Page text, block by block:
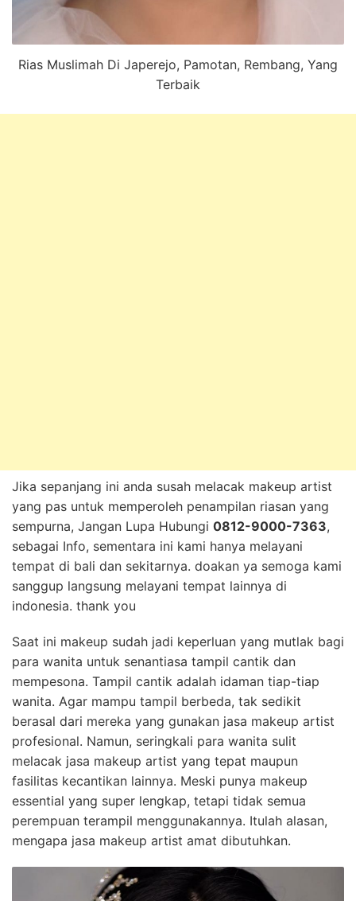
Rias Muslimah Di Japerejo, Pamotan, Rembang, Yang
Terbaik
Jika sepanjang ini anda susah melacak makeup artist
yang pas untuk memperoleh penampilan riasan yang
sempurna, Jangan Lupa Hubungi 0812-9000-7363,
sebagai Info, sementara ini kami hanya melayani
tempat di bali dan sekitarnya. doakan ya semoga kami
sanggup langsung melayani tempat lainnya di
indonesia. thank you
Saat ini makeup sudah jadi keperluan yang mutlak bagi
para wanita untuk senantiasa tampil cantik dan
mempesona. Tampil cantik adalah idaman tiap-tiap
wanita. Agar mampu tampil berbeda, tak sedikit
berasal dari mereka yang gunakan jasa makeup artist
profesional. Namun, seringkali para wanita sulit
melacak jasa makeup artist yang tepat maupun
fasilitas kecantikan lainnya. Meski punya makeup
essential yang super lengkap, tetapi tidak semua
perempuan terampil menggunakannya. Itulah alasan,
mengapa jasa makeup artist amat dibutuhkan.